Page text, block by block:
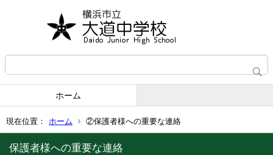
ホーム
現在位置： ホーム ②保護者様への重要な連絡
保護者様への重要な連絡